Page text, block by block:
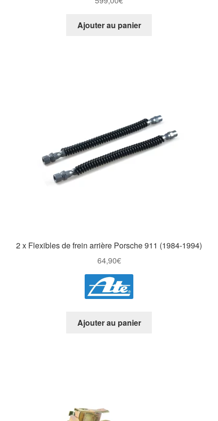
Ajouter au panier
2 x Flexibles de frein arrière Porsche 911 (1984-1994)
64,90€
Ajouter au panier